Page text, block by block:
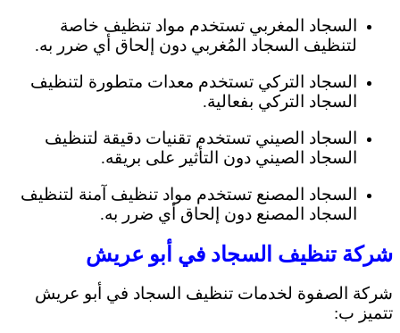
السجاد المغربي تستخدم مواد تنظيف خاصة
لتنظيف السجاد المُغربي دون إلحاق أي ضرر به.
السجاد التركي تستخدم معدات متطورة لتنظيف
السجاد التركي بفعالية.
السجاد الصيني تستخدم تقنيات دقيقة لتنظيف
السجاد الصيني دون التأثير على بريقه.
السجاد المصنع تستخدم مواد تنظيف آمنة لتنظيف
السجاد المصنع دون إلحاق أي ضرر به.
شركة تنظيف السجاد في أبو عريش
شركة الصفوة لخدمات تنظيف السجاد في أبو عريش
تتميز ب: